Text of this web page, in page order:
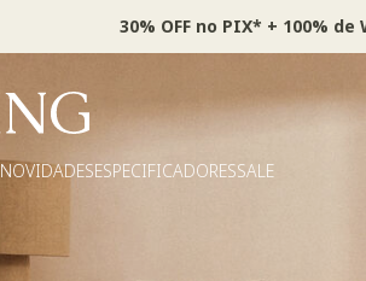
30% OFF no PIX* + 100%
NOVIDADESESPECIFICADORESSALE